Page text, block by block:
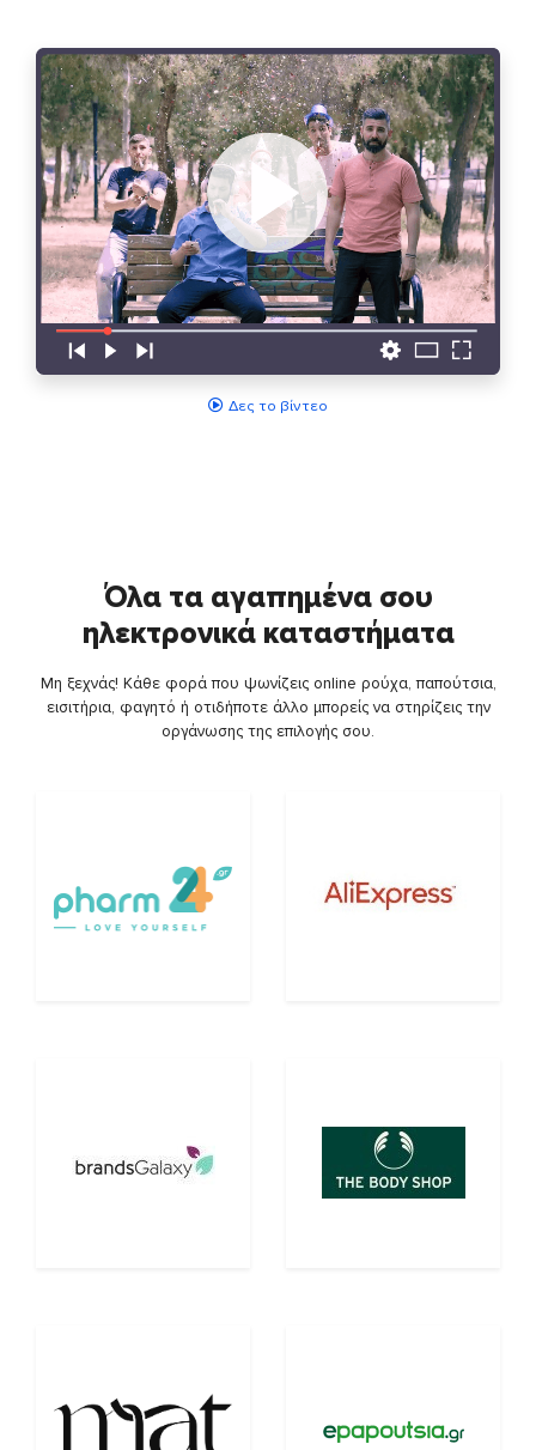
Δες το βίντεο
Όλα τα αγαπημένα σου
ηλεκτρονικά καταστήματα
Μη ξεχνάς! Κάθε φορά που ψωνίζεις online ρούχα, παπούτσια,
εισιτήρια, φαγητό ή οτιδήποτε άλλο μπορείς να στηρίζεις την
οργάνωσης της επιλογής σου.